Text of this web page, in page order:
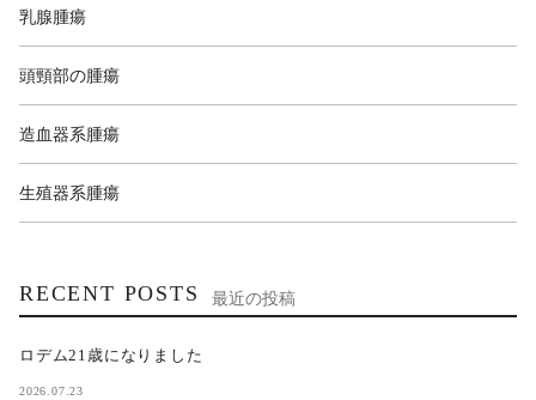
乳腺腫瘍
頭頸部の腫瘍
造血器系腫瘍
生殖器系腫瘍
RECENT POSTS 最近の投稿
ロデム21歳になりました
2026.07.23